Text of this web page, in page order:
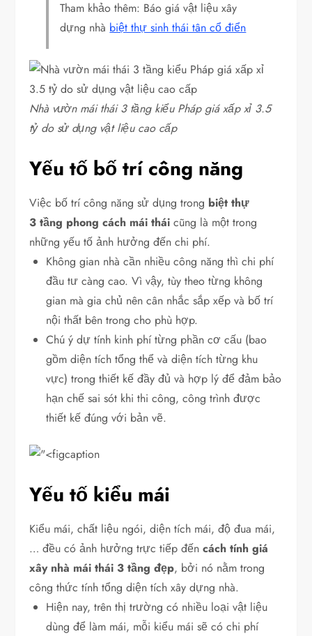
Tham khảo thêm: Báo giá vật liệu xây
dựng nhà biệt thự sinh thái tân cổ điển
Nhà vườn mái thái 3 tầng kiểu Pháp giá xấp xỉ 3.5
tỷ do sử dụng vật liệu cao cấp
Yếu tố bố trí công năng
Việc bố trí công năng sử dụng trong biệt thự
3 tầng phong cách mái thái cũng là một trong
những yếu tố ảnh hưởng đến chi phí.
Không gian nhà cần nhiều công năng thì chi phí
đầu tư càng cao. Vì vậy, tùy theo từng không
gian mà gia chủ nên cân nhắc sắp xếp và bố trí
nội thất bên trong cho phù hợp.
Chú ý dự tính kinh phí từng phần cơ cấu (bao
gồm diện tích tổng thể và diện tích từng khu
vực) trong thiết kế đầy đủ và hợp lý để đảm bảo
hạn chế sai sót khi thi công, công trình được
thiết kế đúng với bản vẽ.
Yếu tố kiểu mái
Kiểu mái, chất liệu ngói, diện tích mái, độ đua mái,
… đều có ảnh hưởng trực tiếp đếncách tính giá
xây nhà mái thái 3 tầng đẹp, bởi nó nằm trong
công thức tính tổng diện tích xây dựng nhà.
Hiện nay, trên thị trường có nhiều loại vật liệu
dùng để làm mái, mỗi kiểu mái sẽ có chi phí